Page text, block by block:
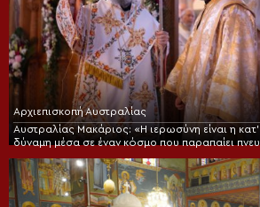
Αρχιεπισκοπή Αυστραλίας
Αυστραλίας Μακάριος: «Η ιερωσύνη είναι η
δύναμη μέσα σε έναν κόσμο που παραπαίει